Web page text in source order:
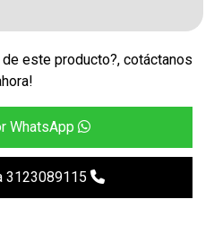
este producto?, cotáctanos
WhatsApp
3123089115